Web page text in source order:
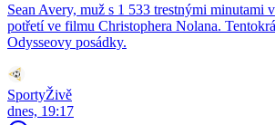
Sean Avery, muž s 1 533 trestnými minutami
potřetí ve filmu Christophera Nolana.
Odysseovy posádky.
SportyŽivě
dnes, 19:17